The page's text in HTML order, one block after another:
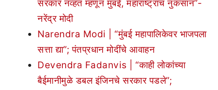
सरकार नव्हतं म्हणून मुंबई, महाराष्ट्राचं नुकसान”-
नरेंद्र मोदी
Narendra Modi | “मुंबई महापालिकेवर भाजपला
सत्ता द्या”; पंतप्रधान मोदींचे आवाहन
Devendra Fadanvis | “काही लोकांच्या
बैईमानीमुळे डबल इंजिनचे सरकार पडले”;